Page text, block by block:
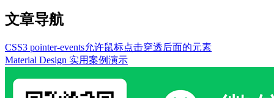
文章导航
CSS3 pointer-events允许鼠标点击穿透后面的元素
Material Design 实用案例演示